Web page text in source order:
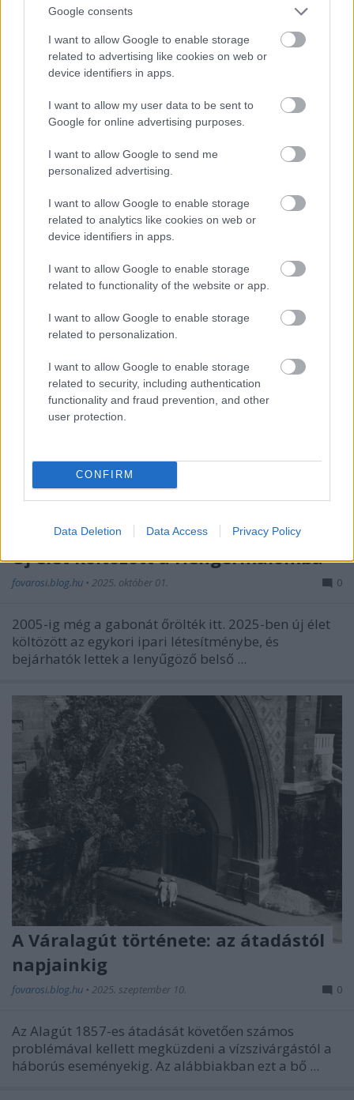
Google consents
I want to allow Google to enable storage
related to advertising like cookies on web or
device identifiers in apps.
I want to allow my user data to be sent to
Google for online advertising purposes.
I want to allow Google to send me
personalized advertising.
I want to allow Google to enable storage
related to analytics like cookies on web or
device identifiers in apps.
I want to allow Google to enable storage
related to functionality of the website or app.
I want to allow Google to enable storage
related to personalization.
I want to allow Google to enable storage
related to security, including authentication
functionality and fraud prevention, and other
user protection.
CONFIRM
Data Deletion Data Access Privacy Policy
Meghökkentő terek a Mérleg
Chain Bridge
Münnich Aladár modern irodaházából született újjá
a Varrodesign bevállalós belsőépítészetével egy ház
a Mérleg utcában. Bent jártam, ...
Új élet költözött a Hengermalomba
fovarosi.blog.hu • 2025. október 01. 0
2005-ig még a gabonát őrölték itt. 2025-ben új élet
költözött az egykori ipari létesítménybe, és
bejárhatók lettek a lenyűgöző belső ...
A Váralagút története: az átadástól
napjainkig
fovarosi.blog.hu • 2025. szeptember 10. 0
Az Alagút 1857-es átadását követően számos
problémával kellett megküzdeni a vízszivárgástól a
háborús eseményekig. Az alábbiakban ezt a bő ...